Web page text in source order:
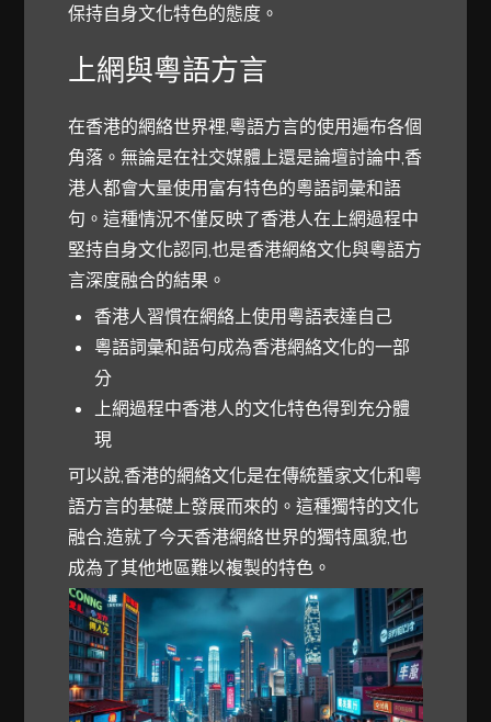
保持自身文化特色的態度。
上網與粵語方言
在香港的網絡世界裡,粵語方言的使用遍布各個
角落。無論是在社交媒體上還是論壇討論中,香
港人都會大量使用富有特色的粵語詞彙和語
句。這種情況不僅反映了香港人在上網過程中
堅持自身文化認同,也是香港網絡文化與粵語方
言深度融合的結果。
香港人習慣在網絡上使用粵語表達自己
粵語詞彙和語句成為香港網絡文化的一部
分
上網過程中香港人的文化特色得到充分體
現
可以說,香港的網絡文化是在傳統蜑家文化和粵
語方言的基礎上發展而來的。這種獨特的文化
融合,造就了今天香港網絡世界的獨特風貌,也
成為了其他地區難以複製的特色。